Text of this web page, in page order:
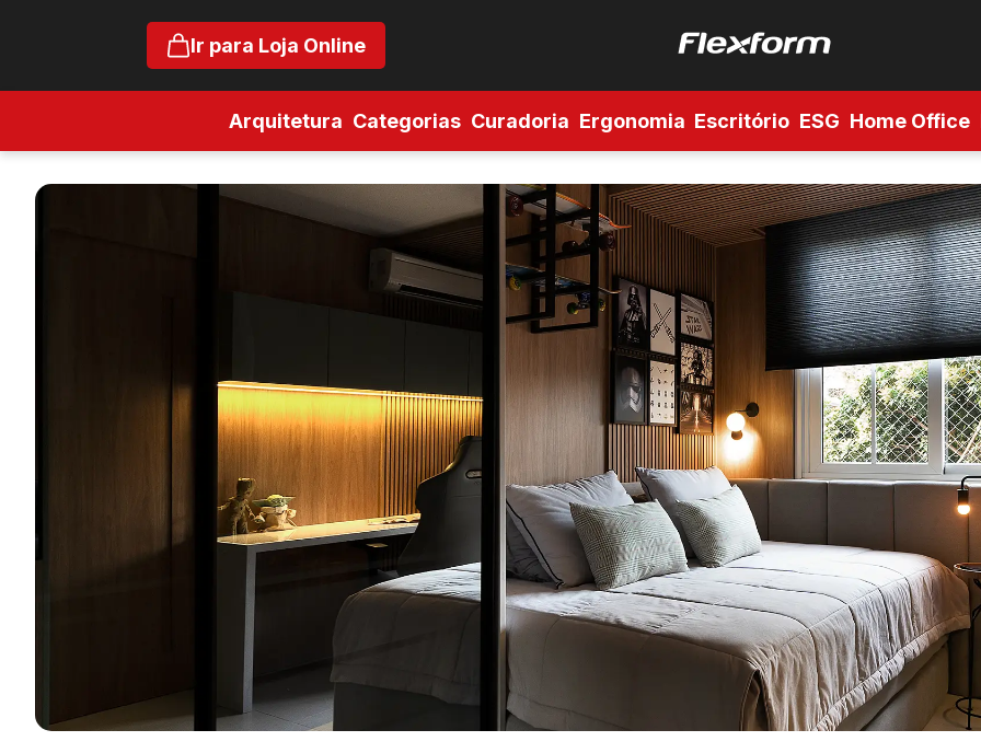
Ir para Loja Online
Arquitetura Categorias Curadoria Ergonomia Escritório ESG Home Office